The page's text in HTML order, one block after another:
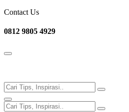
Contact Us
0812 9805 4929